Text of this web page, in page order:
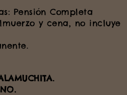
Pensión Completa
y cena, no incluye